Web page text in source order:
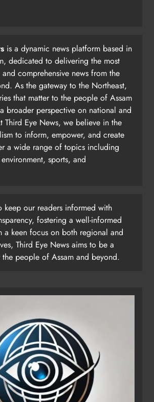
is a dynamic news platform based in
dedicated to delivering the most
comprehensive news from the
As the gateway to the Northeast,
that matter to the people of Assam
broader perspective on national and
Third Eye News, we believe in the
to inform, empower, and create
a wide range of topics including
sports, and
keep our readers informed with
fostering a well-informed
a keen focus on both regional and
Third Eye News aims to be a
people of Assam and beyond.